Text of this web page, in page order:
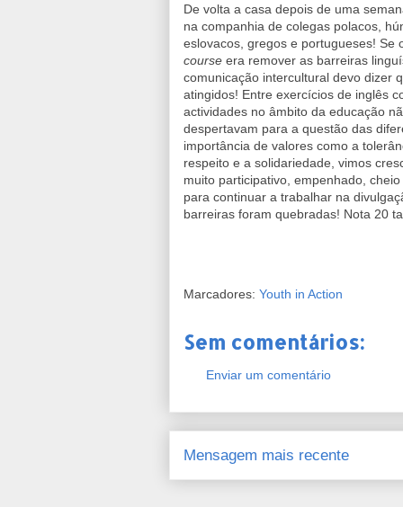
De volta a casa depois de uma
na companhia de colegas polacos,
eslovacos, gregos e portugueses! Se
course era remover as barreiras
comunicação intercultural devo dizer
atingidos! Entre exercícios de inglês
actividades no âmbito da educação
despertavam para a questão das
importância de valores como a
respeito e a solidariedade, vimos
muito participativo, empenhado,
para continuar a trabalhar na
barreiras foram quebradas! Nota 20
Marcadores: Youth in Action
Sem comentários:
Enviar um comentário
Mensagem mais recente